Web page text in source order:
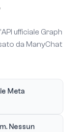
ufficiale Graph
da ManyChat
Meta
Nessun